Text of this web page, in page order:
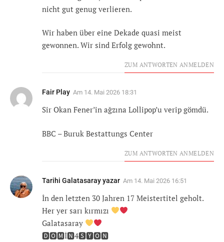
nicht gut genug verlieren.
Wir haben über eine Dekade quasi meist
gewonnen. Wir sind Erfolg gewohnt.
ZUM ANTWORTEN ANMELDEN
Fair Play Am 14. Mai 2026 18:31
Sir Okan Fener’in ağzına Lollipop’u verip gömdü.
BBC – Buruk Bestattungs Center
ZUM ANTWORTEN ANMELDEN
Tarihi Galatasaray yazar Am 14. Mai 2026 16:51
İn den letzten 30 Jahren 17 Meistertitel geholt.
Her yer sarı kırmızı
Galatasaray
🅳🅾🅼İ🅽4🆂🆈🅾🅽